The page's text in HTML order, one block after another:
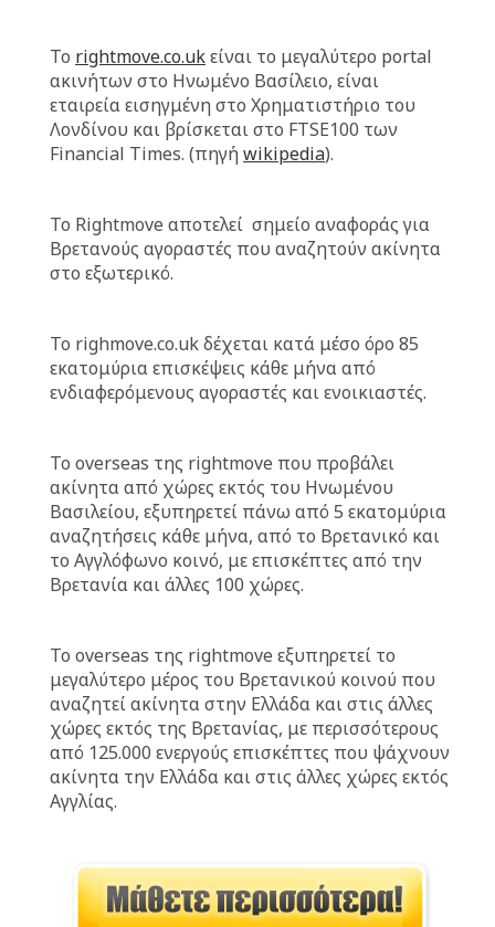
Το rightmove.co.ukείναι το μεγαλύτερο portal
ακινήτων στο Ηνωμένο Βασίλειο, είναι
εταιρεία εισηγμένη στο Χρηματιστήριο του
Λονδίνου και βρίσκεται στο FTSE100 των
Financial Times. (πηγή wikipedia).
Το Rightmove αποτελεί σημείο αναφοράς για
Βρετανούς αγοραστές που αναζητούν ακίνητα
στο εξωτερικό.
Το righmove.co.uk δέχεται κατά μέσο όρο 85
εκατομύρια επισκέψεις κάθε μήνα από
ενδιαφερόμενους αγοραστές και ενοικιαστές.
Το overseas της rightmove που προβάλει
ακίνητα από χώρες εκτός του Ηνωμένου
Βασιλείου, εξυπηρετεί πάνω από 5 εκατομύρια
αναζητήσεις κάθε μήνα, από το Βρετανικό και
το Αγγλόφωνο κοινό, με επισκέπτες από την
Βρετανία και άλλες 100 χώρες.
Το overseas της rightmove εξυπηρετεί το
μεγαλύτερο μέρος του Βρετανικού κοινού που
αναζητεί ακίνητα στην Ελλάδα και στις άλλες
χώρες εκτός της Βρετανίας, με περισσότερους
από 125.000 ενεργούς επισκέπτες που ψάχνουν
ακίνητα την Ελλάδα και στις άλλες χώρες εκτός
Αγγλίας.